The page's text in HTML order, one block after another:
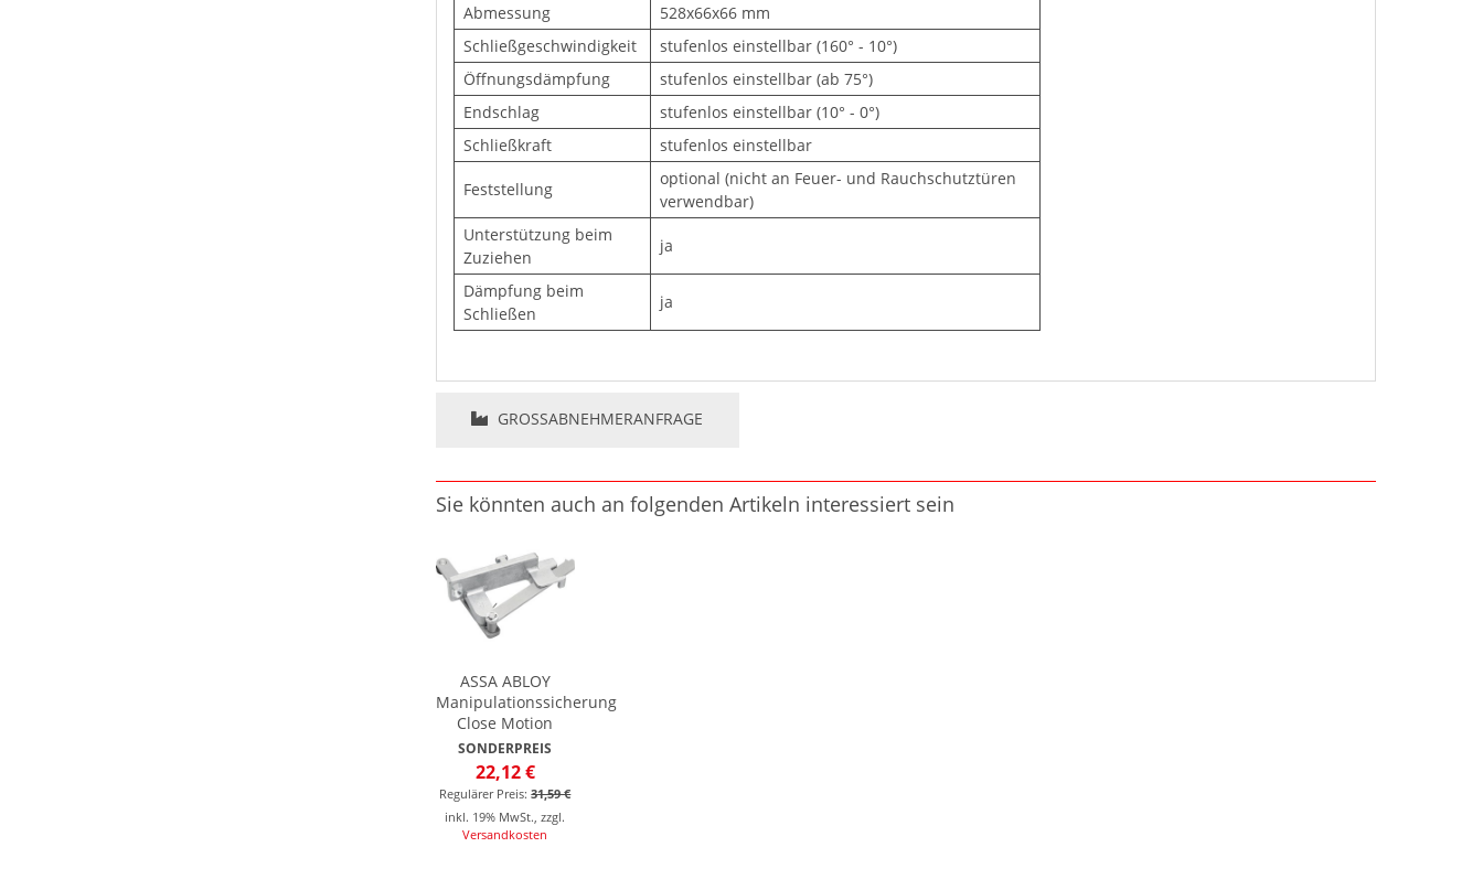
Abmessung
528x66x66 mm
Schließgeschwindigkeit
stufenlos einstellbar (160° - 10°)
Öffnungsdämpfung
stufenlos einstellbar (ab 75°)
Endschlag
stufenlos einstellbar (10° - 0°)
Schließkraft
stufenlos einstellbar
Feststellung
optional (nicht an Feuer- und Rauchschutztüren
verwendbar)
Unterstützung beim
Zuziehen
ja
Dämpfung beim
Schließen
ja
GROSSABNEHMERANFRAGE
Sie könnten auch an folgenden Artikeln interessiert sein
ASSA ABLOY
Manipulationssicherung
Close Motion
SONDERPREIS
22,12 €
Regulärer Preis: 31,59 €
inkl. 19% MwSt. ,zzgl.
Versandkosten